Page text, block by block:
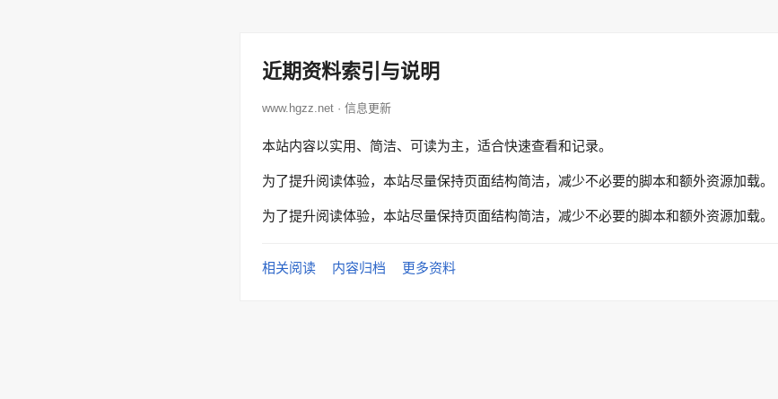
近期资料索引与说明
www.hgzz.net · 信息更新
本站内容以实用、简洁、可读为主，适合快速查看和记录。
为了提升阅读体验，本站尽量保持页面结构简洁，减少不必要的脚本和额外资源加载。
为了提升阅读体验，本站尽量保持页面结构简洁，减少不必要的脚本和额外资源加载。
相关阅读 内容归档 更多资料